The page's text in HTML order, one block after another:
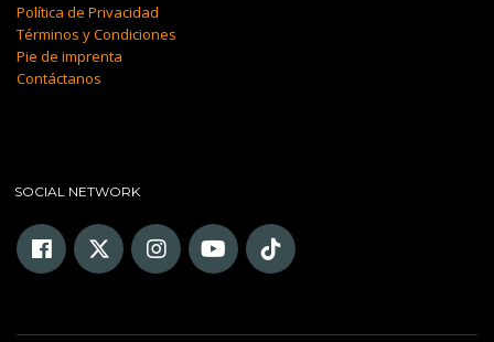
Política de Privacidad
Términos y Condiciones
Pie de imprenta
Contáctanos
SOCIAL NETWORK